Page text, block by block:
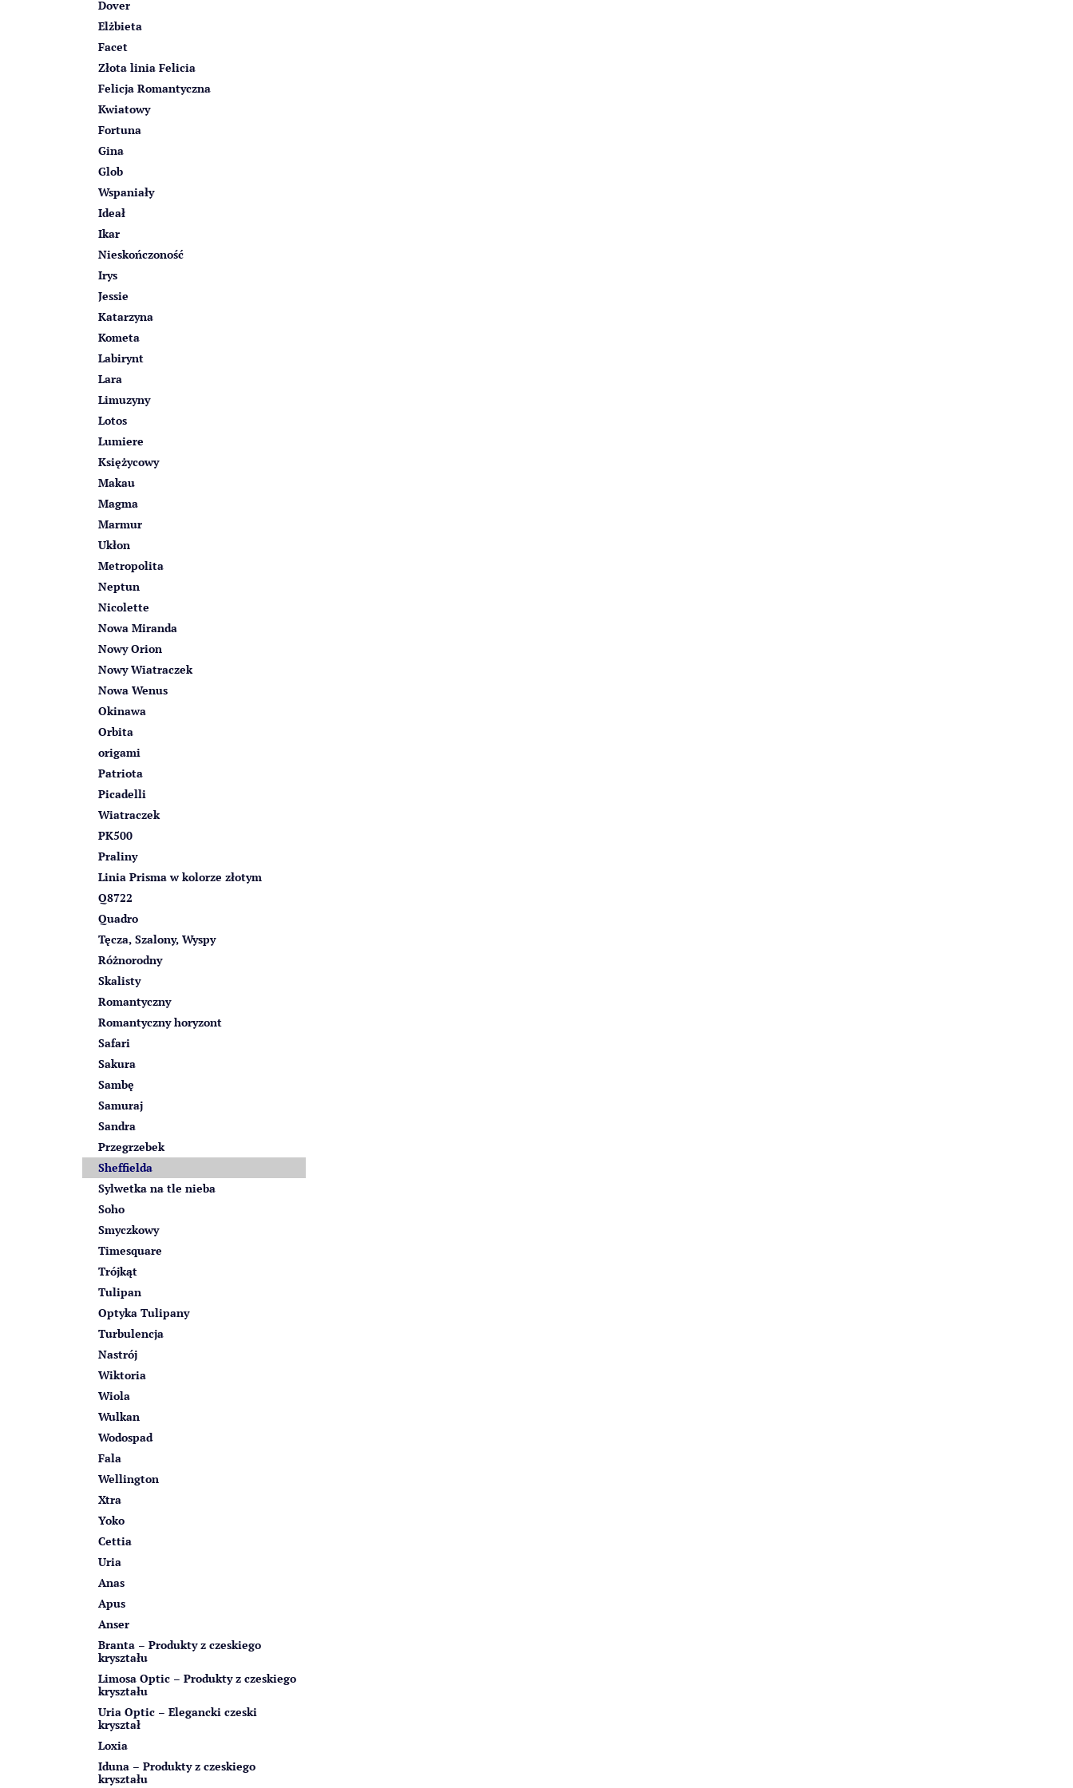
Dover
Elżbieta
Facet
Złota linia Felicia
Felicja Romantyczna
Kwiatowy
Fortuna
Gina
Glob
Wspaniały
Ideał
Ikar
Nieskończoność
Irys
Jessie
Katarzyna
Kometa
Labirynt
Lara
Limuzyny
Lotos
Lumiere
Księżycowy
Makau
Magma
Marmur
Ukłon
Metropolita
Neptun
Nicolette
Nowa Miranda
Nowy Orion
Nowy Wiatraczek
Nowa Wenus
Okinawa
Orbita
origami
Patriota
Picadelli
Wiatraczek
PK500
Praliny
Linia Prisma w kolorze złotym
Q8722
Quadro
Tęcza, Szalony, Wyspy
Różnorodny
Skalisty
Romantyczny
Romantyczny horyzont
Safari
Sakura
Sambę
Samuraj
Sandra
Przegrzebek
Sheffielda
Sylwetka na tle nieba
Soho
Smyczkowy
Timesquare
Trójkąt
Tulipan
Optyka Tulipany
Turbulencja
Nastrój
Wiktoria
Wiola
Wulkan
Wodospad
Fala
Wellington
Xtra
Yoko
Cettia
Uria
Anas
Apus
Anser
Branta – Produkty z czeskiego
kryształu
Limosa Optic – Produkty z czeskiego
kryształu
Uria Optic – Elegancki czeski
kryształ
Loxia
Iduna – Produkty z czeskiego
kryształu